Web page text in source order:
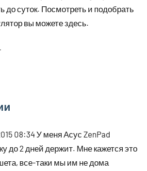
до суток. Посмотреть и подобрать
вы можете здесь.
08:34 У меня Асус ZenPad
до 2 дней держит. Мне кажется это
все-таки мы им не дома